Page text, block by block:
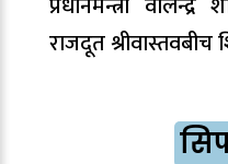
राजदूत श्रीवास्तवबीच